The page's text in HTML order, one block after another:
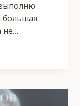
большая
не…